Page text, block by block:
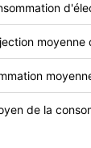
moyenne
de la